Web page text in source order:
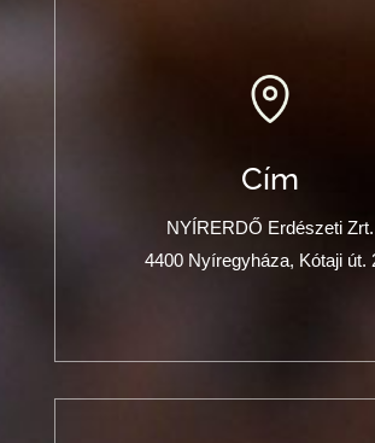
Cím
NYÍRERDŐ Erdészeti Zrt.
4400 Nyíregyháza, Kótaji út.